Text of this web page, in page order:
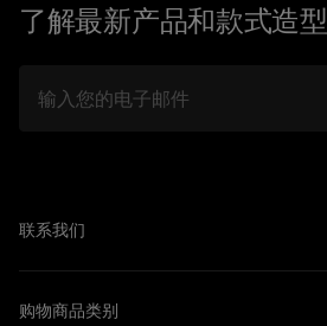
了解最新产品和款式造型
联系我们
购物商品类别